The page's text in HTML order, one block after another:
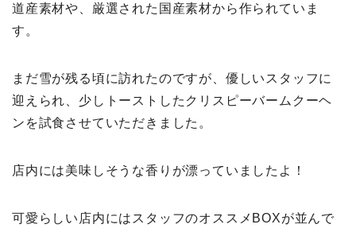
道産素材や、厳選された国産素材から作られていま
す。
まだ雪が残る頃に訪れたのですが、優しいスタッフに
迎えられ、少しトーストしたクリスピーバームクーヘ
ンを試食させていただきました。
店内には美味しそうな香りが漂っていましたよ！
可愛らしい店内にはスタッフのオススメBOXが並んで